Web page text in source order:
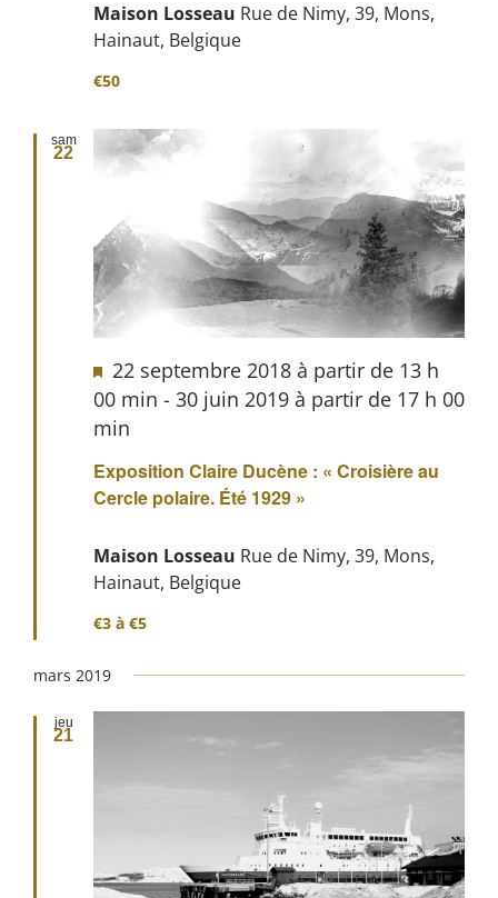
Maison Losseau Rue de Nimy, 39, Mons,
Hainaut, Belgique
€50
sam
22
Exposition Claire Ducène : « Croisière au
Cercle polaire. Été 1929 »
22 septembre 2018 à partir de 13 h
00 min - 30 juin 2019 à partir de 17 h 00
min
Maison Losseau Rue de Nimy, 39, Mons,
Hainaut, Belgique
€3 à €5
mars 2019
jeu
21